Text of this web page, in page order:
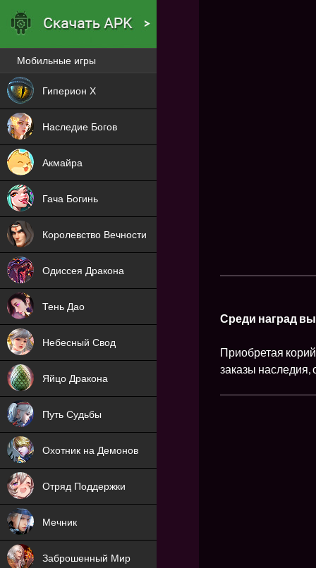
Среди наград
Приобретая
заказы наследия,
Мобильные игры
Гиперион Х
Наследие Богов
NEW
Акмайра
NEW
Гача Богинь
NEW
Королевство Вечности
NEW
Одиссея Дракона
NEW
Тень Дао
NEW
Небесный Свод
NEW
Яйцо Дракона
NEW
Путь Судьбы
NEW
Охотник на Демонов
ХИТ
Отряд Поддержки
ХИТ
Мечник
Заброшенный Мир
NEW